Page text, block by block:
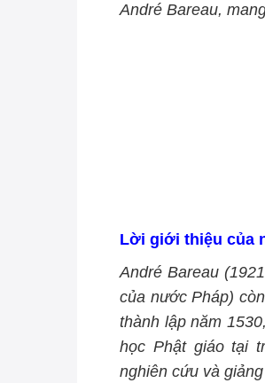
André Bareau,
Lời giới thiệu của
André Bareau
của nước Pháp)
thành lập năm
học Phật giáo tại
nghiên cứu và